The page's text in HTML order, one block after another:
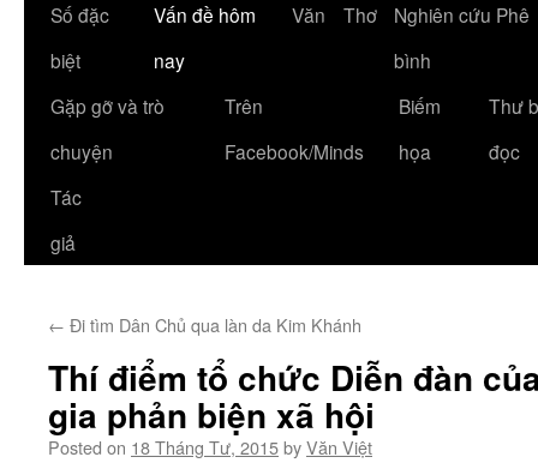
Số đặc
biệt
Vấn đề hôm
nay
Văn Thơ
Nghiên cứu Phê
bình
Gặp gỡ và trò
chuyện
Trên
Facebook/Minds
Biếm
họa
Thư
đọc
Tác
giả
← Đi tìm Dân Chủ qua làn da Kim Khánh
Thí điểm tổ chức Diễn đàn
gia phản biện xã hội
Posted on 18 Tháng Tư, 2015byVăn Việt